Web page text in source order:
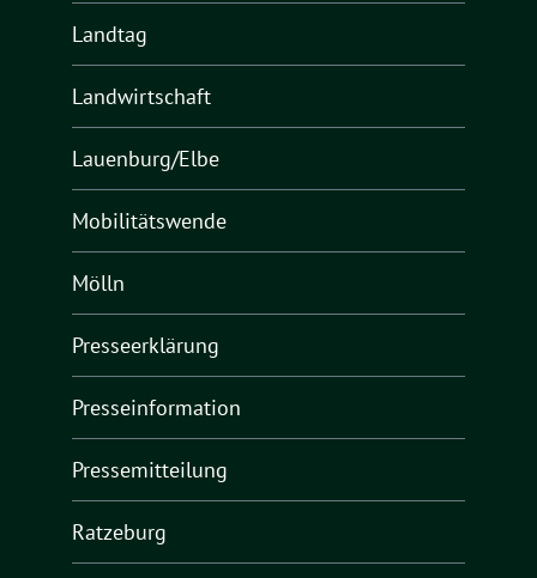
Landtag
Landwirtschaft
Lauenburg/Elbe
Mobilitätswende
Mölln
Presseerklärung
Presseinformation
Pressemitteilung
Ratzeburg